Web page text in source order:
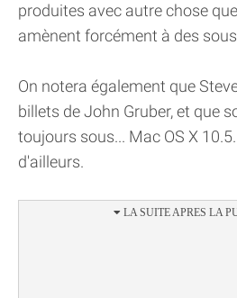
produites avec autre chose
amènent forcément à des
On notera également que
billets de John Gruber, et que
toujours sous... Mac OS X
d'ailleurs.